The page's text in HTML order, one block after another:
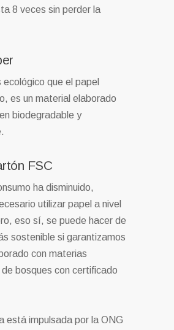
8 veces sin perder la
que el papel
es un material elaborado
biodegradable y
FSC
ha disminuido,
utilizar papel a nivel
eso sí, se puede hacer de
sostenible si garantizamos
con materias
bosques con certificado
está impulsada por la ONG